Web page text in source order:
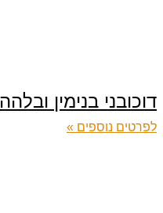
דוכובני בנימין ובלהה
לפרטים נוספים »